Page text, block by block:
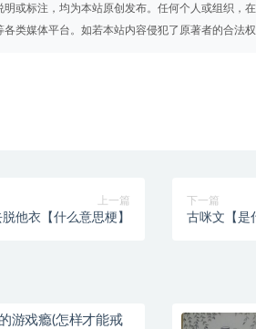
或标注，均为本站原创发布。任何个人或组织，
类媒体平台。如若本站内容侵犯了原著者的合法
上一篇
他衣【什么意思梗】
下一篇
古咪文【是
游戏瘾(怎样才能戒